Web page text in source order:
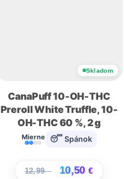
Skladom
CanaPuff 10-OH-THC
Preroll White Truffle, 10-
OH-THC 60 %, 2 g
Mierne 😴 Spánok
12,99€ 10,50 €